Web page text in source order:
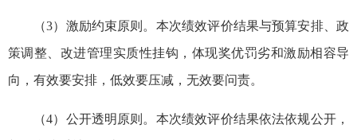
（3）激励约束原则。本次绩效评价结果与预算安排、政
策调整、改进管理实质性挂钩，体现奖优罚劣和激励相容导
向，有效要安排，低效要压减，无效要问责。
（4）公开透明原则。本次绩效评价结果依法依规公开，